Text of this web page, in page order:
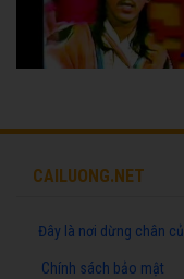
CAILUONG.NET
Đây là nơi dừng chân
Chính sách bảo mật